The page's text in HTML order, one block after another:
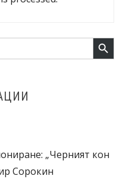
Search Button
„Черният кон
Сорокин